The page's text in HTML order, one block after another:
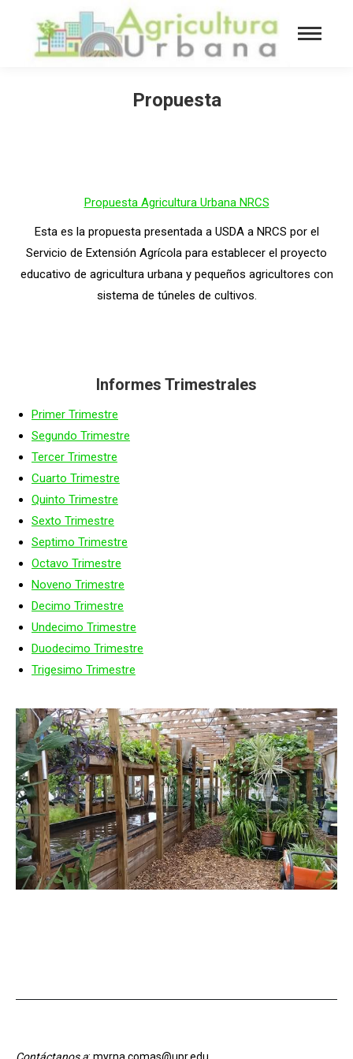
Propuesta
Propuesta Agricultura Urbana NRCS
Esta es la propuesta presentada a USDA a NRCS por el
Servicio de Extensión Agrícola para establecer el proyecto
educativo de agricultura urbana y pequeños agricultores con
sistema de túneles de cultivos.
Informes Trimestrales
Primer Trimestre
Segundo Trimestre
Tercer Trimestre
Cuarto Trimestre
Quinto Trimestre
Sexto Trimestre
Septimo Trimestre
Octavo Trimestre
Noveno Trimestre
Decimo Trimestre
Undecimo Trimestre
Duodecimo Trimestre
Trigesimo Trimestre